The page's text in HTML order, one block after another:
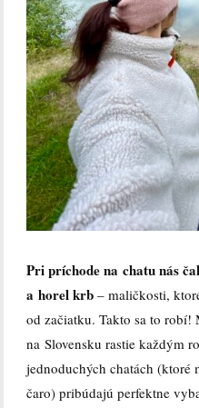
Pri príchode na chatu nás
a horel krb – maličkosti,
od začiatku. Takto sa to robí!
na Slovensku rastie každým
jednoduchých chatách (ktoré
čaro) pribúdajú perfektne